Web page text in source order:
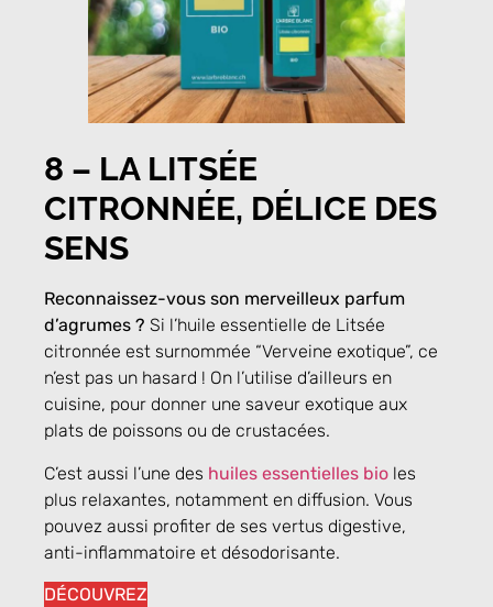
8 – LA LITSÉE
CITRONNÉE, DÉLICE DES
SENS
Reconnaissez-vous son merveilleux parfum
d’agrumes ? Si l’huile essentielle de Litsée
citronnée est surnommée “Verveine exotique”, ce
n’est pas un hasard ! On l’utilise d’ailleurs en
cuisine, pour donner une saveur exotique aux
plats de poissons ou de crustacées.
C’est aussi l’une des huiles essentielles bio les
plus relaxantes, notamment en diffusion. Vous
pouvez aussi profiter de ses vertus digestive,
anti-inflammatoire et désodorisante.
DÉCOUVREZ